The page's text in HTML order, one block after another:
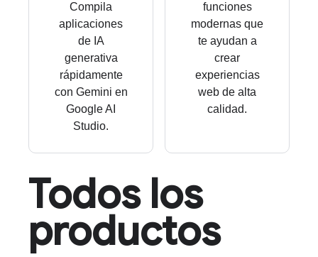
Compila
aplicaciones
de IA
generativa
rápidamente
con Gemini en
Google AI
Studio.
funciones
modernas que
te ayudan a
crear
experiencias
web de alta
calidad.
Todos los
productos